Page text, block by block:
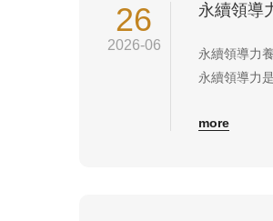
26
2026-06
永續領導力
永續領導力
（
more